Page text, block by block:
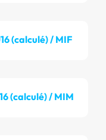
(calculé) / MIF
(calculé) / MIM